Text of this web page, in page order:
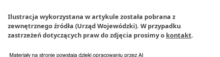
Ilustracja wykorzystana w artykule została pobrana z
zewnętrznego źródła (Urząd Wojewódzki). W przypadku
zastrzeżeń dotyczących praw do zdjęcia prosimy o kontakt.